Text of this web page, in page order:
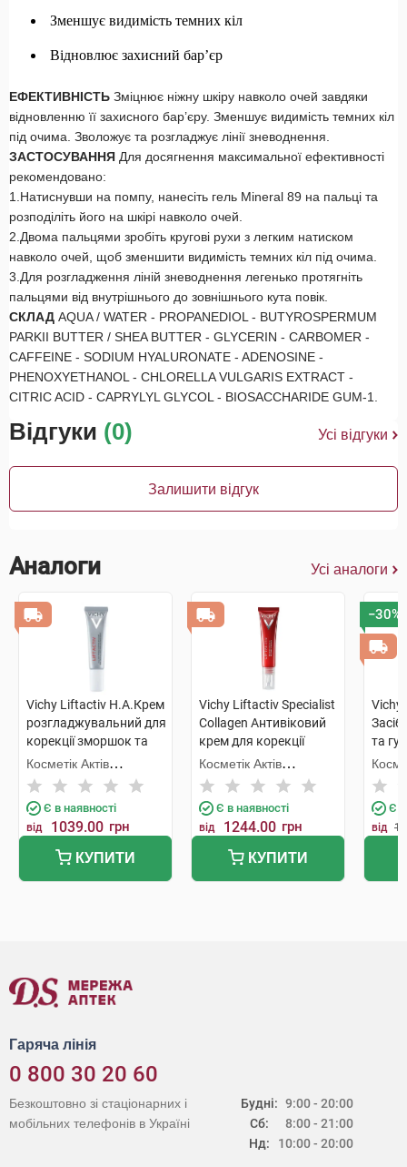
Зменшує видимість темних кіл
Відновлює захисний бар’єр
ЕФЕКТИВНІСТЬ Зміцнює ніжну шкіру навколо очей завдяки
відновленню її захисного бар’єру. Зменшує видимість темних кіл
під очима. Зволожує та розгладжує лінії зневоднення.
ЗАСТОСУВАННЯ Для досягнення максимальної ефективності
рекомендовано:
1.Натиснувши на помпу, нанесіть гель Mineral 89 на пальці та
розподіліть його на шкірі навколо очей.
2.Двома пальцями зробіть кругові рухи з легким натиском
навколо очей, щоб зменшити видимість темних кіл під очима.
3.Для розгладження ліній зневоднення легенько протягніть
пальцями від внутрішнього до зовнішнього кута повік.
СКЛАД AQUA / WATER - PROPANEDIOL - BUTYROSPERMUM
PARKII BUTTER / SHEA BUTTER - GLYCERIN - CARBOMER -
CAFFEINE - SODIUM HYALURONATE - ADENOSINE -
PHENOXYETHANOL - CHLORELLA VULGARIS EXTRACT -
CITRIC ACID - CAPRYLYL GLYCOL - BIOSACCHARIDE GUM-1.
Відгуки (0) Усі відгуки
Залишити відгук
Аналоги Усі аналоги
Vichy Liftactiv H.A.Крем
розгладжувальний для
корекції зморшок та
темних кіл зони
навколо очей 15 мл 1
туба
Косметік Актів
Інтернаціональ
Є в наявності
від 1039.00 грн
КУПИТИ
Vichy Liftactiv Specialist
Collagen Антивіковий
крем для корекції
ознак старіння шкіри
зони навколо очей 15
мл 1 туба
Косметік Актів
Інтернаціональ
Є в наявності
від 1244.00 грн
КУПИТИ
−30%
Vichy
та
Є в
від
Гаряча лінія
0 800 30 20 60
Будні:
Сб:
Нд:
9:00 - 20:00
8:00 - 21:00
10:00 - 20:00
Безкоштовно зі стаціонарних і
мобільних телефонів в Україні